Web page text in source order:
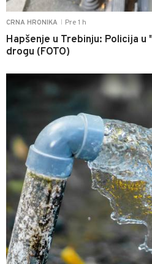
CRNA HRONIKA Pre 1 h
Hapšenje u Trebinju: Policija
drogu (FOTO)